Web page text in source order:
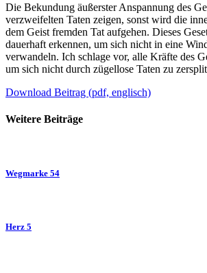
Die Bekundung äußerster Anspannung des
verzweifelten Taten zeigen, sonst wird die
dem Geist fremden Tat aufgehen. Dieses
dauerhaft erkennen, um sich nicht in eine
verwandeln. Ich schlage vor, alle Kräfte des
um sich nicht durch zügellose Taten zu
Download Beitrag (pdf, englisch)
Weitere Beiträge
Wegmarke 54
Herz 5